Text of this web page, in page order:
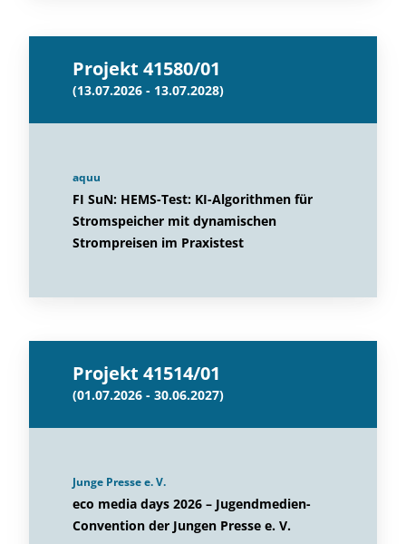
Projekt 41580/01
(13.07.2026 - 13.07.2028)
aquu
FI SuN: HEMS-Test: KI-Algorithmen für
Stromspeicher mit dynamischen
Strompreisen im Praxistest
Projekt 41514/01
(01.07.2026 - 30.06.2027)
Junge Presse e. V.
eco media days 2026 – Jugendmedien-
Convention der Jungen Presse e. V.